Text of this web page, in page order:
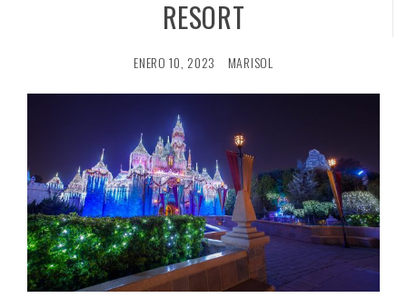
RESORT
ENERO 10, 2023 MARISOL